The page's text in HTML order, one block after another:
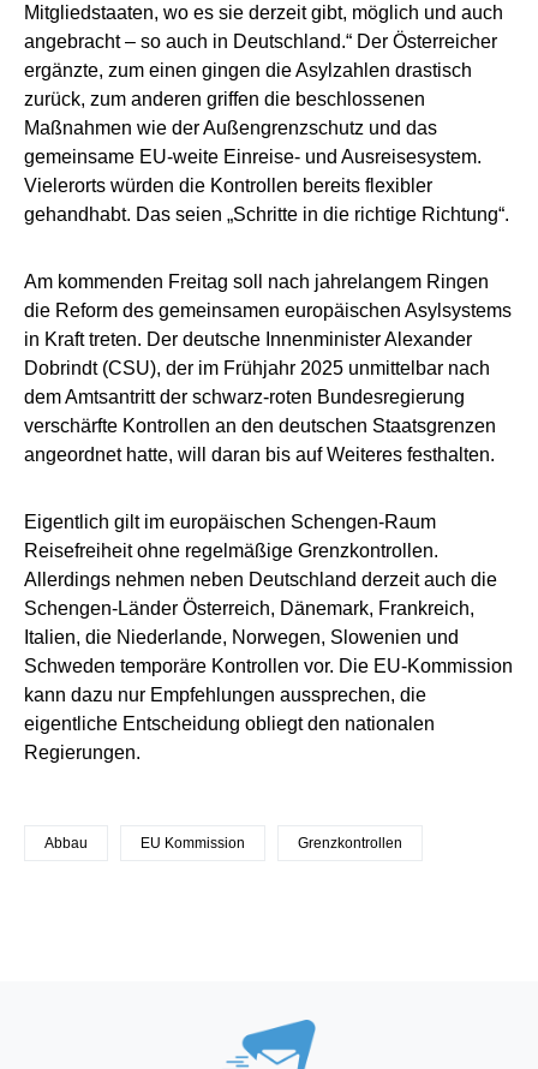
Mitgliedstaaten, wo es sie derzeit gibt, möglich und auch
angebracht – so auch in Deutschland.“ Der Österreicher
ergänzte, zum einen gingen die Asylzahlen drastisch
zurück, zum anderen griffen die beschlossenen
Maßnahmen wie der Außengrenzschutz und das
gemeinsame EU-weite Einreise- und Ausreisesystem.
Vielerorts würden die Kontrollen bereits flexibler
gehandhabt. Das seien „Schritte in die richtige Richtung“.
Am kommenden Freitag soll nach jahrelangem Ringen
die Reform des gemeinsamen europäischen Asylsystems
in Kraft treten. Der deutsche Innenminister Alexander
Dobrindt (CSU), der im Frühjahr 2025 unmittelbar nach
dem Amtsantritt der schwarz-roten Bundesregierung
verschärfte Kontrollen an den deutschen Staatsgrenzen
angeordnet hatte, will daran bis auf Weiteres festhalten.
Eigentlich gilt im europäischen Schengen-Raum
Reisefreiheit ohne regelmäßige Grenzkontrollen.
Allerdings nehmen neben Deutschland derzeit auch die
Schengen-Länder Österreich, Dänemark, Frankreich,
Italien, die Niederlande, Norwegen, Slowenien und
Schweden temporäre Kontrollen vor. Die EU-Kommission
kann dazu nur Empfehlungen aussprechen, die
eigentliche Entscheidung obliegt den nationalen
Regierungen.
Abbau EU Kommission Grenzkontrollen